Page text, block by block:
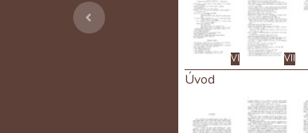
VI VII
Úvod